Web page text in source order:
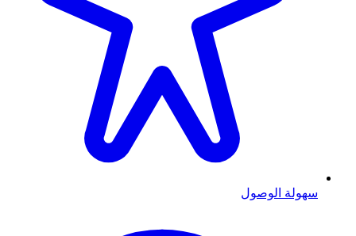
سهولة الوصول